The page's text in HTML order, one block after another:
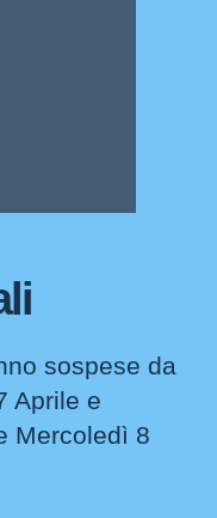
sospese da
Aprile e
Mercoledì 8